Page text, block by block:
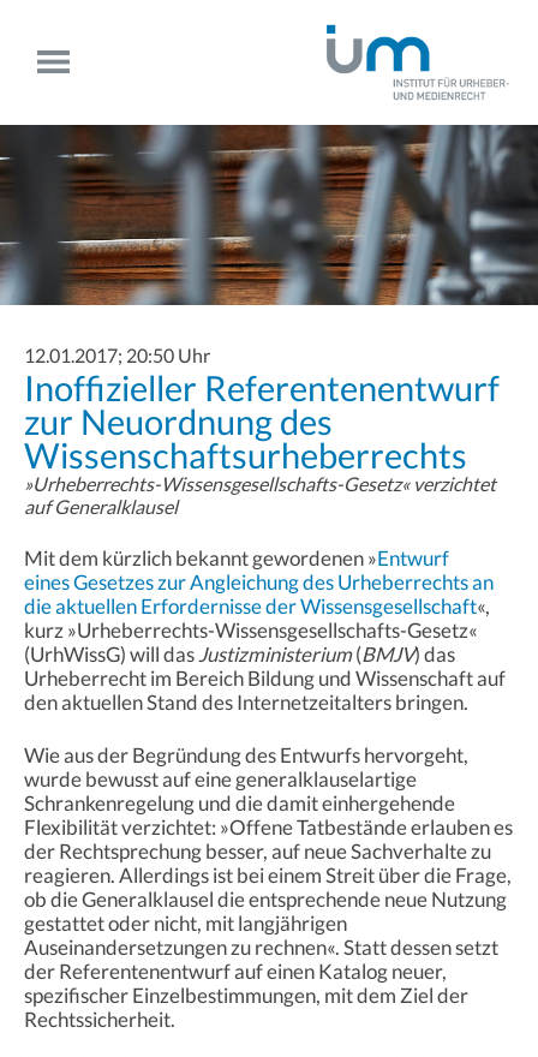
12.01.2017; 20:50 Uhr
Inoffizieller Referentenentwurf
zur Neuordnung des
Wissenschaftsurheberrechts
»Urheberrechts-Wissensgesellschafts-Gesetz« verzichtet
auf Generalklausel
Mit dem kürzlich bekannt gewordenen »Entwurf
eines Gesetzes zur Angleichung des Urheberrechts an
die aktuellen Erfordernisse der Wissensgesellschaft«,
kurz »Urheberrechts-Wissensgesellschafts-Gesetz«
(UrhWissG) will dasJustizministerium(BMJV) das
Urheberrecht im Bereich Bildung und Wissenschaft auf
den aktuellen Stand des Internetzeitalters bringen.
Wie aus der Begründung des Entwurfs hervorgeht,
wurde bewusst auf eine generalklauselartige
Schrankenregelung und die damit einhergehende
Flexibilität verzichtet: »Offene Tatbestände erlauben es
der Rechtsprechung besser, auf neue Sachverhalte zu
reagieren. Allerdings ist bei einem Streit über die Frage,
ob die Generalklausel die entsprechende neue Nutzung
gestattet oder nicht, mit langjährigen
Auseinandersetzungen zu rechnen«. Statt dessen setzt
der Referentenentwurf auf einen Katalog neuer,
spezifischer Einzelbestimmungen, mit dem Ziel der
Rechtssicherheit.